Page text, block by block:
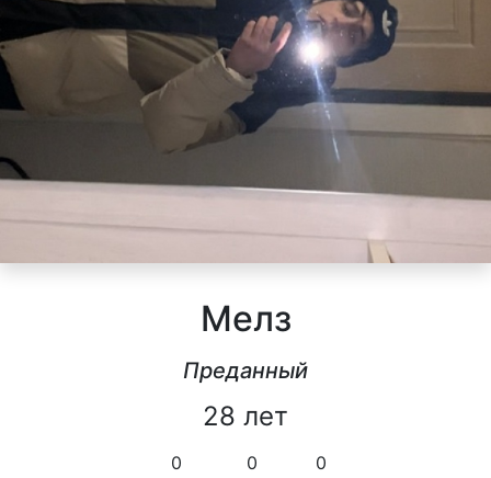
Мелз
Преданный
28 лет
0 0 0